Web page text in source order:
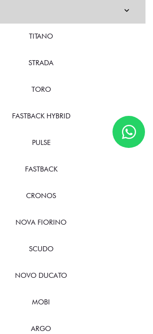
TITANO
STRADA
TORO
FASTBACK HYBRID
PULSE
FASTBACK
CRONOS
NOVA FIORINO
SCUDO
NOVO DUCATO
MOBI
ARGO